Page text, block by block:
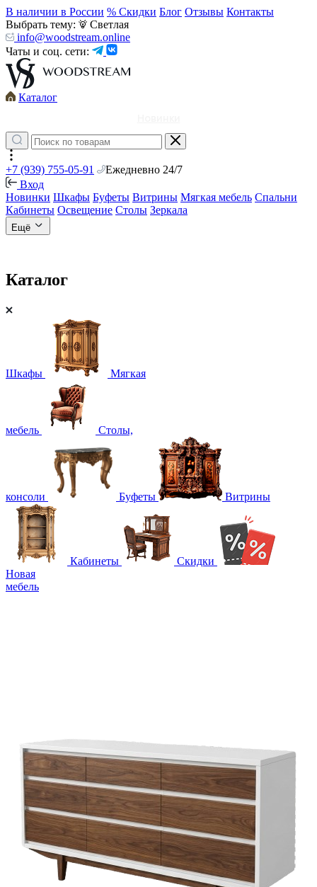
В наличии в России % Скидки Блог Отзывы Контакты
Выбрать тему:
Светлая
info@woodstream.online
Чаты и соц. сети:
Каталог
+7 (939) 755-05-91
Ежедневно 24/7
Вход
Новинки Шкафы Буфеты Витрины Мягкая мебель Спальни
Кабинеты Освещение Столы Зеркала
Ещё
Каталог
Шкафы Мягкая
мебель Столы,
консоли Буфеты Витрины
Кабинеты
Скидки
Новая
мебель